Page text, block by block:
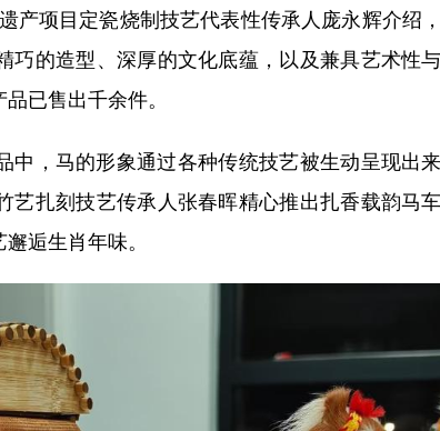
产项目定瓷烧制技艺代表性传承人庞永辉介绍
巧的造型、深厚的文化底蕴，以及兼具艺术性
已售出千余件。
，马的形象通过各种传统技艺被生动呈现出
扎刻技艺传承人张春晖精心推出扎香载韵马
逅生肖年味。